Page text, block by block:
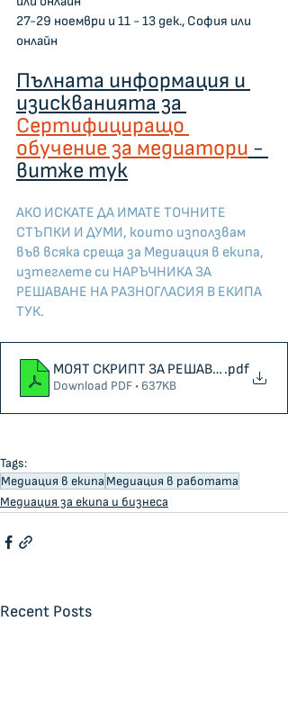
27-29 ноември и 11 - 13 дек., София или
oнлайн
Пълната информация и
изискванията за
Сертифициращо
обучение за медиатори -
витже тук
АКО ИСКАТЕ ДА ИМАТЕ ТОЧНИТЕ
СТЪПКИ И ДУМИ, които използвам
във всяка среща за Медиация в екипа,
изтеглете си НАРЪЧНИКА ЗА
РЕШАВАНЕ НА РАЗНОГЛАСИЯ В ЕКИПА
ТУК.
МОЯТ СКРИПТ ЗА РЕШАВАНЕ НА
.pdf
Download PDF • 637KB
Tags:
Медиация в екипа Медиация в работата
Медиация за екипа и бизнеса
Recent Posts